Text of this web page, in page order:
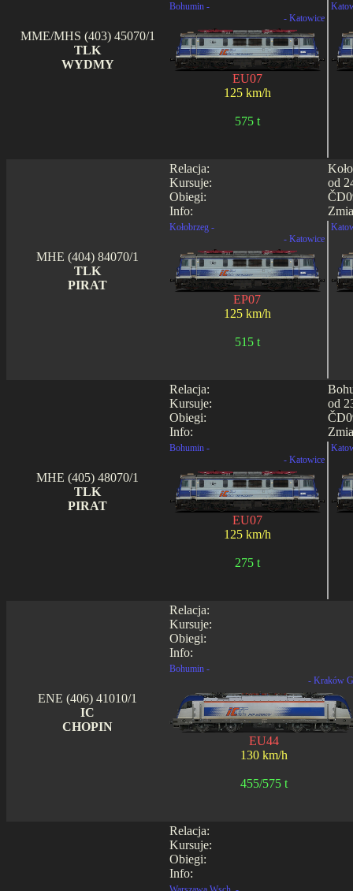
MME/MHS (403) 45070/1
TLK
WYDMY
Bohumin -
- Katowice
EU07
125 km/h
575 t
Relacja:
Kursuje:
Obiegi:
Info:
od
MHE (404) 84070/1
TLK
PIRAT
Kołobrzeg -
- Katowice
EP07
125 km/h
515 t
Relacja:
Kursuje:
Obiegi:
Info:
od
MHE (405) 48070/1
TLK
PIRAT
Bohumin -
- Katowice
EU07
125 km/h
275 t
Relacja:
Kursuje:
Obiegi:
Info:
ENE (406) 41010/1
IC
CHOPIN
Bohumin -
- Kraków
EU44
130 km/h
455/575 t
Relacja:
Kursuje:
Obiegi:
Info: